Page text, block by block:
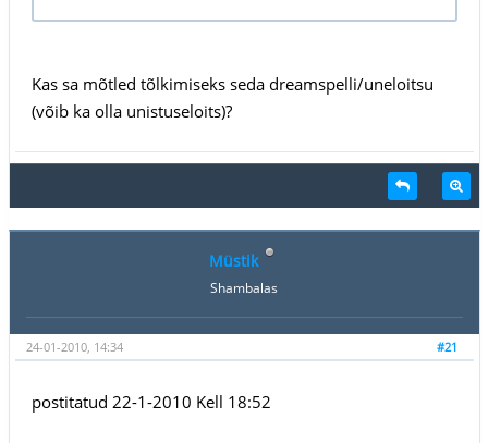
Kas sa mõtled tõlkimiseks seda dreamspelli/uneloitsu
(võib ka olla unistuseloits)?
Müstik
Shambalas
#21
24-01-2010, 14:34
postitatud 22-1-2010 Kell 18:52